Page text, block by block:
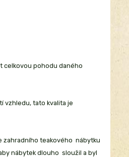
celkovou pohodu daného
vzhledu, tato kvalita je
zahradního teakového nábytku
nábytek dlouho sloužil a byl